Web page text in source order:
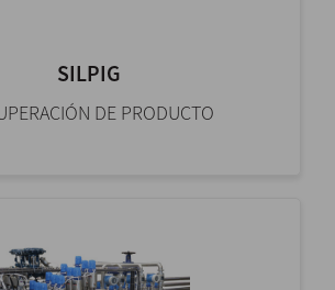
SILPIG
DE PRODUCTO